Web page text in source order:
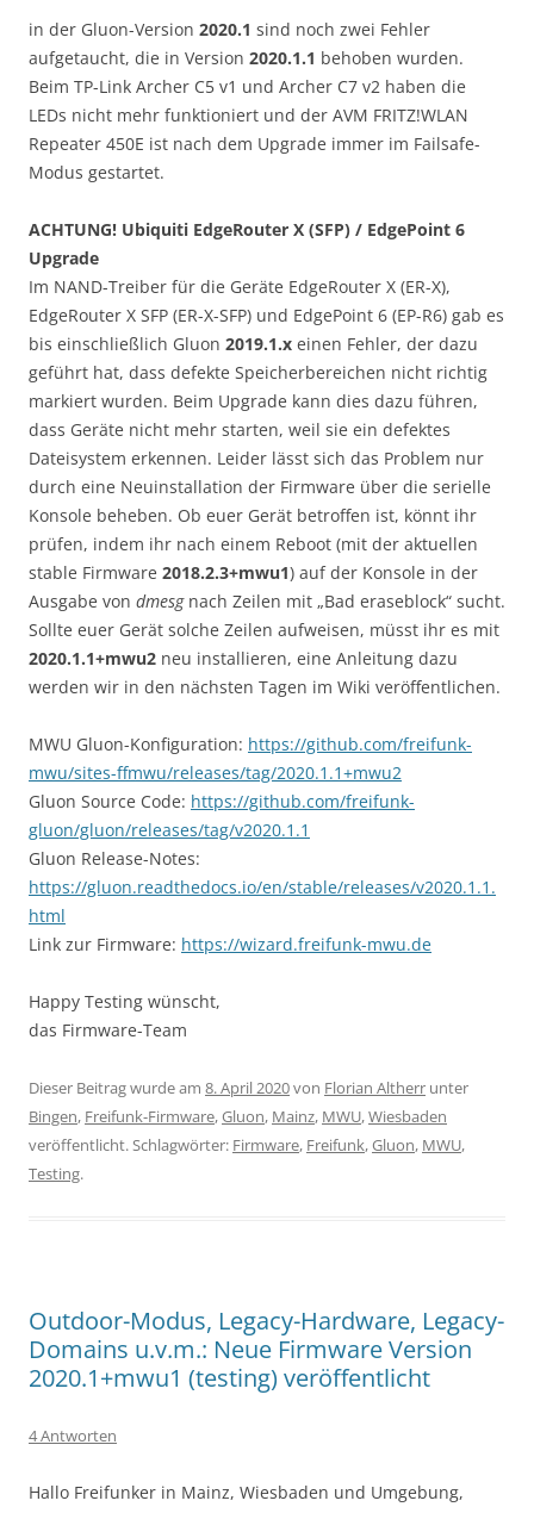
in der Gluon-Version 2020.1 sind noch zwei Fehler
aufgetaucht, die in Version 2020.1.1 behoben wurden.
Beim TP-Link Archer C5 v1 und Archer C7 v2 haben die
LEDs nicht mehr funktioniert und der AVM FRITZ!WLAN
Repeater 450E ist nach dem Upgrade immer im Failsafe-
Modus gestartet.
ACHTUNG! Ubiquiti EdgeRouter X (SFP) / EdgePoint 6
Upgrade
Im NAND-Treiber für die Geräte EdgeRouter X (ER-X),
EdgeRouter X SFP (ER-X-SFP) und EdgePoint 6 (EP-R6) gab es
bis einschließlich Gluon 2019.1.x einen Fehler, der dazu
geführt hat, dass defekte Speicherbereichen nicht richtig
markiert wurden. Beim Upgrade kann dies dazu führen,
dass Geräte nicht mehr starten, weil sie ein defektes
Dateisystem erkennen. Leider lässt sich das Problem nur
durch eine Neuinstallation der Firmware über die serielle
Konsole beheben. Ob euer Gerät betroffen ist, könnt ihr
prüfen, indem ihr nach einem Reboot (mit der aktuellen
stable Firmware 2018.2.3+mwu1) auf der Konsole in der
Ausgabe von dmesg nach Zeilen mit „Bad eraseblock“ sucht.
Sollte euer Gerät solche Zeilen aufweisen, müsst ihr es mit
2020.1.1+mwu2 neu installieren, eine Anleitung dazu
werden wir in den nächsten Tagen im Wiki veröffentlichen.
MWU Gluon-Konfiguration: https://github.com/freifunk-
mwu/sites-ffmwu/releases/tag/2020.1.1+mwu2
Gluon Source Code: https://github.com/freifunk-
gluon/gluon/releases/tag/v2020.1.1
Gluon Release-Notes:
https://gluon.readthedocs.io/en/stable/releases/v2020.1.1.
html
Link zur Firmware: https://wizard.freifunk-mwu.de
Happy Testing wünscht,
das Firmware-Team
Dieser Beitrag wurde am 8. April 2020von Florian Altherr unter
Bingen, Freifunk-Firmware,Gluon, Mainz, MWU,Wiesbaden
veröffentlicht. Schlagwörter: Firmware, Freifunk,Gluon, MWU,
Testing.
Outdoor-Modus, Legacy-Hardware, Legacy-
Domains u.v.m.: Neue Firmware Version
2020.1+mwu1 (testing) veröffentlicht
4 Antworten
Hallo Freifunker in Mainz, Wiesbaden und Umgebung,